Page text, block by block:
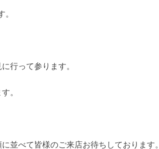
行って参ります。
。
並べて皆様のご来店お待ちしております。